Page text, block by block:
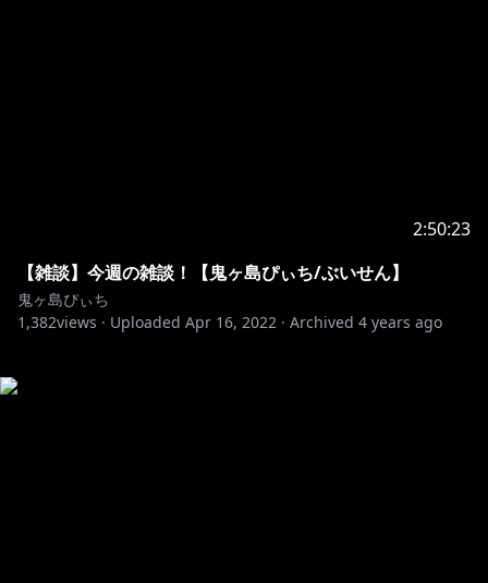
2:50:23
【雑談】今週の雑談！【鬼ヶ島ぴぃち/ぶいせん】
鬼ヶ島ぴぃち
1,382views · Uploaded Apr 16, 2022 · Archived 4 years ago